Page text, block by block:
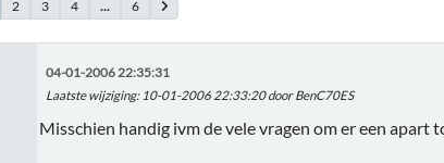
2 3 4 ... 6
04-01-2006 22:35:31
Laatste wijziging: 10-01-2006 22:33:20 door BenC70ES
Misschien handig ivm de vele vragen om er een apart